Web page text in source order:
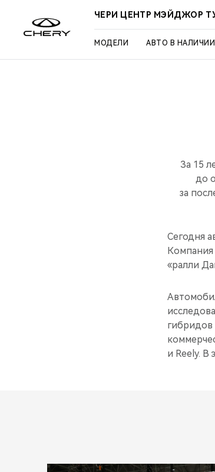
ЧЕРИ ЦЕНТР МЭЙДЖОР
МОДЕЛИ АВТО В НАЛИЧИИ
За 15
до
за
Сегодня
Компания
«ралли
гибридов
и Reely. В